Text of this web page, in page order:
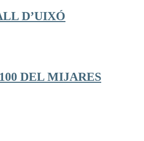
D’UIXÓ
DEL MIJARES